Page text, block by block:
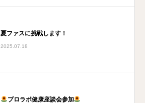
夏ファスに挑戦します！
2025.07.18
プロラボ健康座談会参加